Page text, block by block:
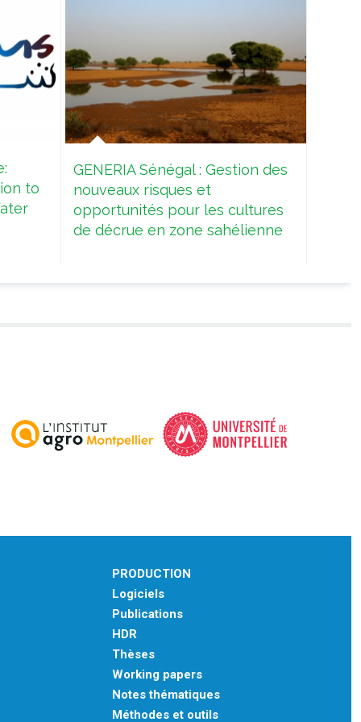
to
GENERIA Sénégal : Gestion des
nouveaux risques et
opportunités pour les cultures
de décrue en zone sahélienne
PRODUCTION
Logiciels
Publications
HDR
Thèses
Working papers
Notes thématiques
Méthodes et outils